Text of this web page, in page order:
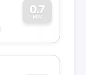
0.7
MW
0